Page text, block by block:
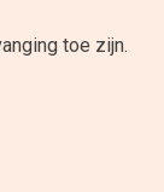
toe zijn.